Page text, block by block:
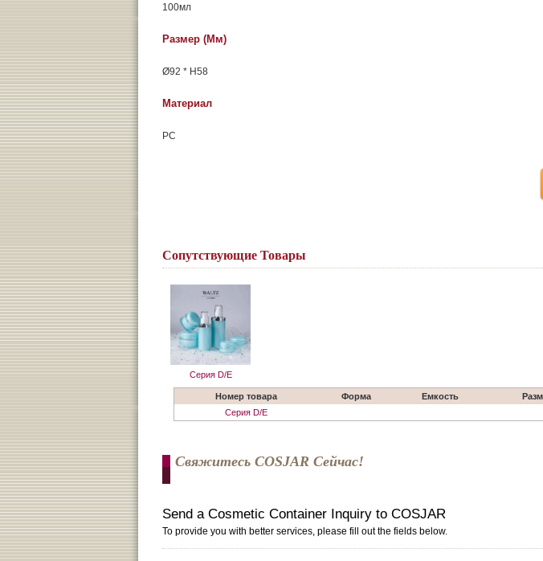
100мл
Размер (мм)
Ø92 * H58
Материал
РС
Сопутствующие Товары
Серия D/E
Номер товара Форма Емкость
Серия D/E
Свяжитесь COSJAR Сейчас!